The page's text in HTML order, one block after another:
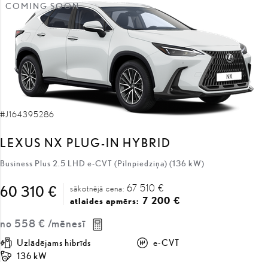
COMING SOON
#J164395286
LEXUS NX PLUG-IN HYBRID
Business Plus 2.5 LHD e-CVT (Pilnpiedziņa) (136 kW)
60 310 € sākotnējā cena: 67 510 €
atlaides apmērs: 7 200 €
no 558 € /mēnesī
Uzlādējams hibrīds
e-CVT
136 kW